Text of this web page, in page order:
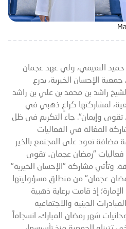
النعيمي، ولي عهد عجمان
الإحسان الخيرية، بدرع
راشد بن محمد بن علي بن راشد
لمشاركتها كراعٍ ذهبي في
تقوى وإيمان". جاء التكريم في ظل
الفعّالة في الفعاليات
مضافة تعود على المجتمع بالخير
فعاليات "رمضان عجمان.. تقوى
وتأتي مشاركة "الإحسان الخيرية"
ال18 من "رمضان عجمان" من منطلق مسؤوليتها
إذ قامت برعاية ذهبية
الدينية والاجتماعية
شهر رمضان المبارك، انسجاماً